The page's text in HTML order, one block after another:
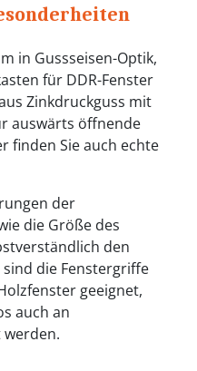
in Gussseisen-Optik,
für DDR-Fenster
Zinkdruckguss mit
auswärts öffnende
finden Sie auch echte
der
die Größe des
den
die Fenstergriffe
geeignet,
auch an